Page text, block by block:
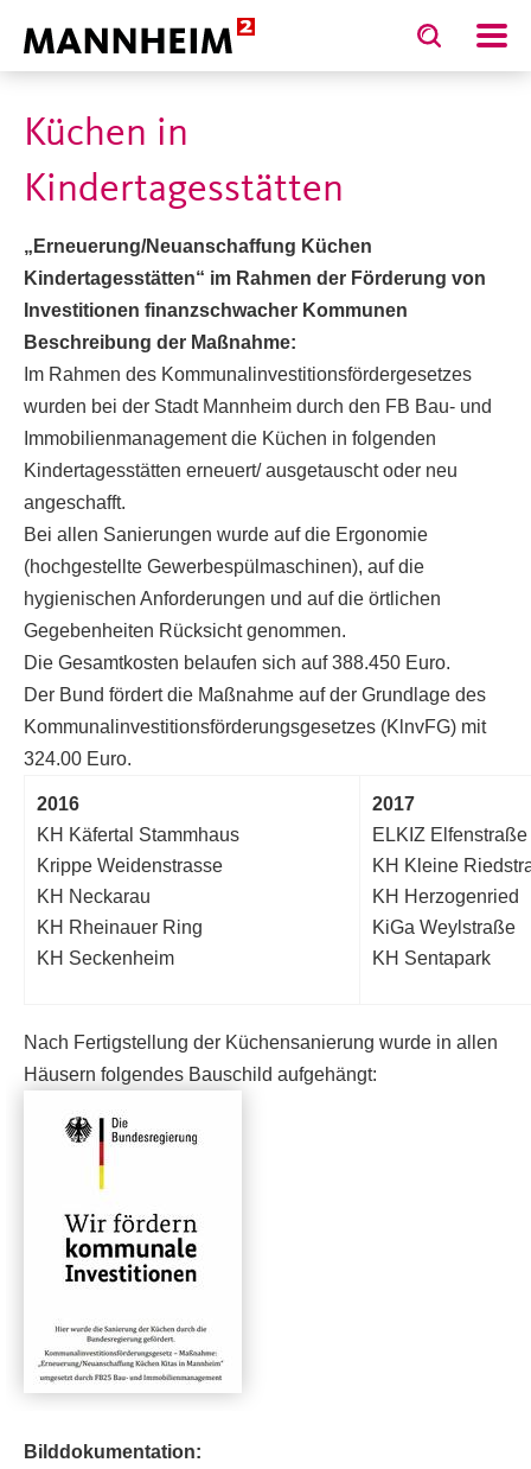
Toggle
search
input
Toggle
search
input
Küchen in
Kindertagesstätten
„Erneuerung/Neuanschaffung Küchen
Kindertagesstätten“ im Rahmen der Förderung von
Investitionen finanzschwacher Kommunen
Beschreibung der Maßnahme:
Im Rahmen des Kommunalinvestitionsfördergesetzes
wurden bei der Stadt Mannheim durch den FB Bau- und
Immobilienmanagement die Küchen in folgenden
Kindertagesstätten erneuert/ ausgetauscht oder neu
angeschafft.
Bei allen Sanierungen wurde auf die Ergonomie
(hochgestellte Gewerbespülmaschinen), auf die
hygienischen Anforderungen und auf die örtlichen
Gegebenheiten Rücksicht genommen.
Die Gesamtkosten belaufen sich auf 388.450 Euro.
Der Bund fördert die Maßnahme auf der Grundlage des
Kommunalinvestitionsförderungsgesetzes (KlnvFG) mit
324.00 Euro.
2016
KH Käfertal Stammhaus
Krippe Weidenstrasse
KH Neckarau
KH Rheinauer Ring
KH Seckenheim
2017
ELKIZ Elfenstraße
KH Kleine
KH Herzogenried
KiGa Weylstraße
KH Sentapark
Nach Fertigstellung der Küchensanierung wurde in allen
Häusern folgendes Bauschild aufgehängt:
Bilddokumentation: